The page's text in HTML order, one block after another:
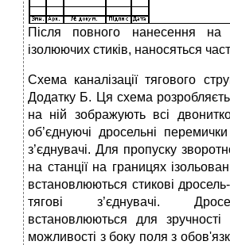
Після повного нанесення на
ізолюючих стиків, нано­сяться
Схема каналізації тягового
Додатку Б. Ця схема
на ній зображують всі
об’єднуючі дросельні перемички
з’єднувачі. Для пропуску
на станції на границях
встановлюються стикові
тягові з’єднувачі.
встановлюються для зручності
можливості з боку поля з